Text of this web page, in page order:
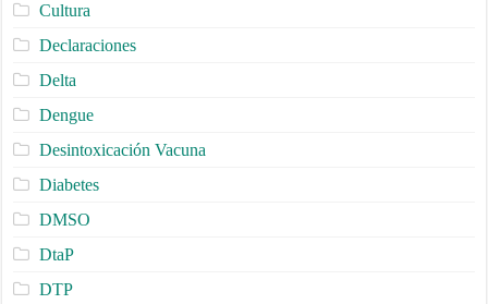
Cultura
Declaraciones
Delta
Dengue
Desintoxicación Vacuna
Diabetes
DMSO
DtaP
DTP